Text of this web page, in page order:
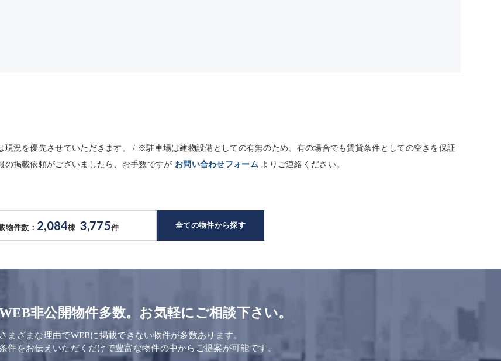
況を優先させていただきます。 / ※駐車場は建物設備としての有無のため、有の場合でも賃貸条件としての空きを保証
掲載依頼がございましたら、お手数ですが お問い合わせフォームよりご連絡ください。
物件数： 2,084棟 3,775件 全ての物件から探す
非公開物件多数。お気軽にご相談下さい。
さまざまな理由でWEBに掲載できない物件が多数あります。
件をお伝えいただくだけで豊富な物件の中からご提案が可能です。